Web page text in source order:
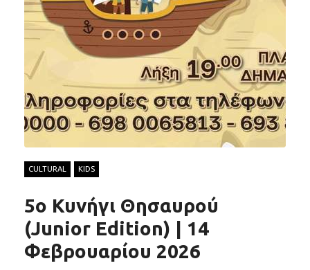
CULTURAL KIDS
5ο Κυνήγι Θησαυρού
(Junior Edition) | 14
Φεβρουαρίου 2026